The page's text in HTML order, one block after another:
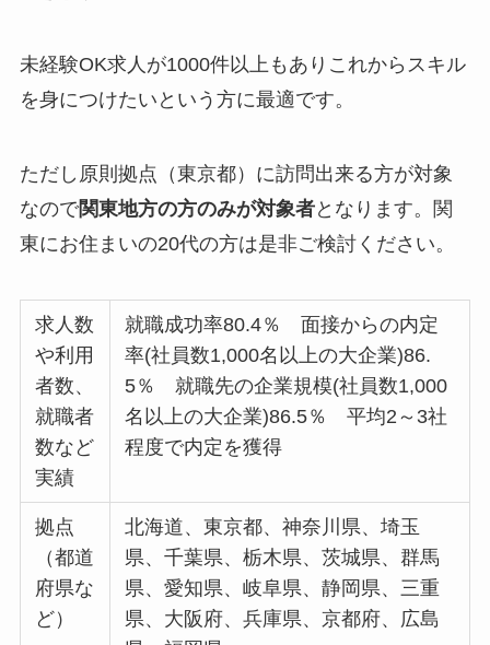
未経験OK求人が1000件以上もありこれからスキル
を身につけたいという方に最適です。
ただし原則拠点（東京都）に訪問出来る方が対象
なので関東地方の方のみが対象者となります。関
東にお住まいの20代の方は是非ご検討ください。
求人数
や利用
者数、
就職者
数など
実績
就職成功率80.4％ 面接からの内定
率(社員数1,000名以上の大企業)86.
5％ 就職先の企業規模(社員数1,000
名以上の大企業)86.5％ 平均2～3社
程度で内定を獲得
拠点
（都道
府県な
ど）
北海道、東京都、神奈川県、埼玉
県、千葉県、栃木県、茨城県、群馬
県、愛知県、岐阜県、静岡県、三重
県、大阪府、兵庫県、京都府、広島